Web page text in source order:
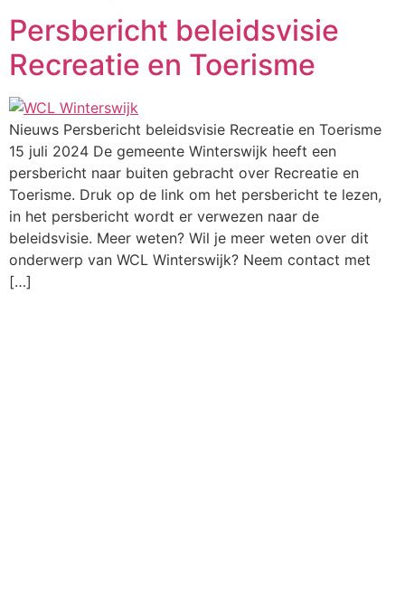
Persbericht beleidsvisie
Recreatie en Toerisme
Nieuws Persbericht beleidsvisie Recreatie en Toerisme
15 juli 2024 De gemeente Winterswijk heeft een
persbericht naar buiten gebracht over Recreatie en
Toerisme. Druk op de link om het persbericht te lezen,
in het persbericht wordt er verwezen naar de
beleidsvisie. Meer weten? Wil je meer weten over dit
onderwerp van WCL Winterswijk? Neem contact met
[…]